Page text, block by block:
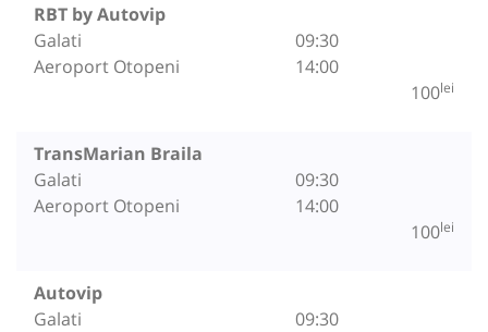
RBT by Autovip
Galati
Aeroport Otopeni
09:30
14:00
100lei
TransMarian Braila
Galati
Aeroport Otopeni
09:30
14:00
100lei
Autovip
Galati
09:30